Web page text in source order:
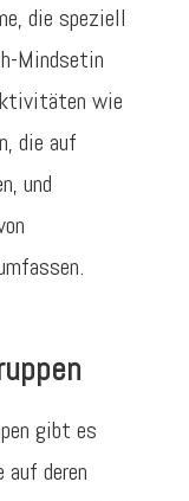
die speziell
Mindsetin
wie
die auf
und
gibt es
auf deren